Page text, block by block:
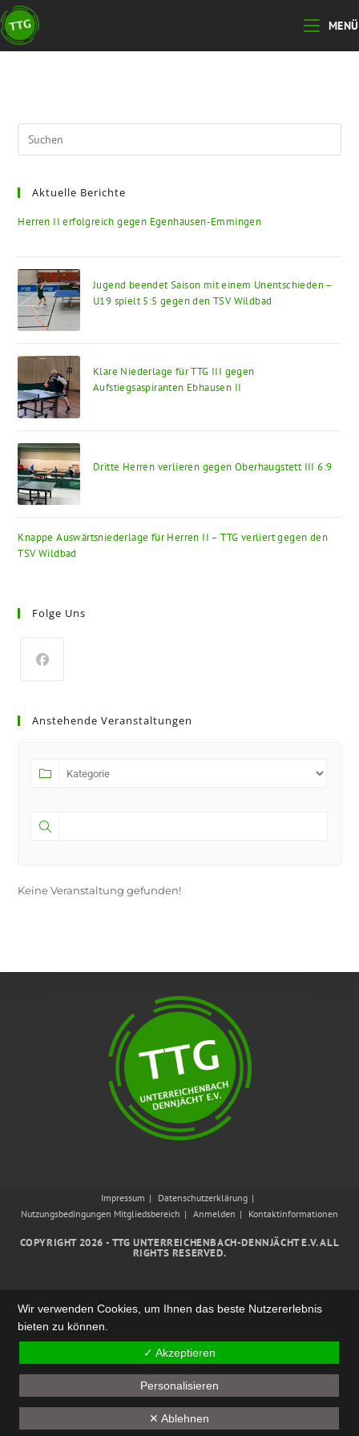
Zum
Inhalt
springen
MENÜ
Aktuelle Berichte
Herren II erfolgreich gegen Egenhausen-Emmingen
Jugend beendet Saison mit einem Unentschieden –
U19 spielt 5:5 gegen den TSV Wildbad
Klare Niederlage für TTG III gegen
Aufstiegsaspiranten Ebhausen II
Dritte Herren verlieren gegen Oberhaugstett III 6:9
Knappe Auswärtsniederlage für Herren II – TTG verliert gegen den
TSV Wildbad
Folge Uns
a
Anstehende Veranstaltungen
Keine Veranstaltung gefunden!
Impressum
Datenschutzerklärung
Nutzungsbedingungen Mitgliedsbereich
Anmelden Kontaktinformationen
COPYRIGHT 2026 - TTG UNTERREICHENBACH-DENNJÄCHT E.V. ALL
RIGHTS RESERVED.
Wir verwenden Cookies, um Ihnen das beste Nutzererlebnis
bieten zu können.
✓ Akzeptieren
Personalisieren
✕ Ablehnen